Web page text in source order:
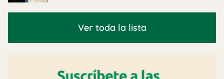
Ver toda la lista